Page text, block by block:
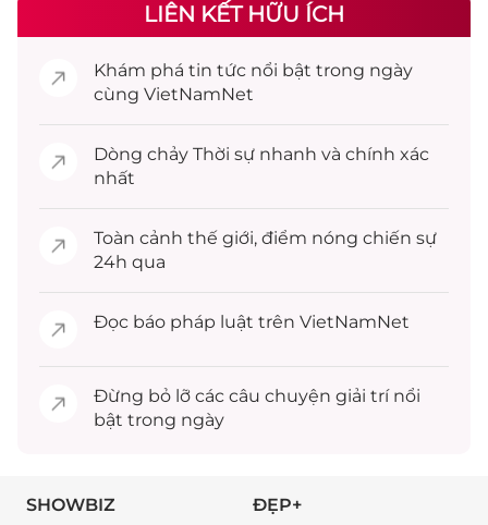
LIÊN KẾT HỮU ÍCH
Khám phá tin tức nổi bật trong ngày
cùng VietNamNet
Dòng chảy Thời sự nhanh và chính xác
nhất
Toàn cảnh thế giới, điểm nóng chiến sự
24h qua
Đọc báo pháp luật trên VietNamNet
Đừng bỏ lỡ các câu chuyện giải trínổi
bật trong ngày
SHOWBIZ ĐẸP+